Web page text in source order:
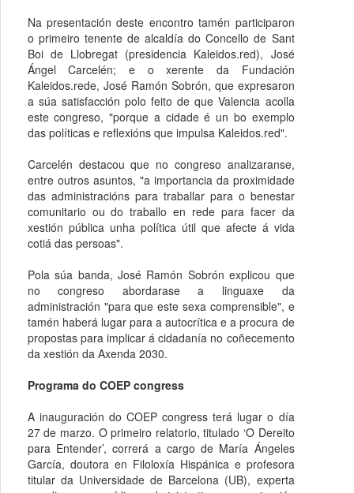
Na presentación deste encontro tamén participaron
o primeiro tenente de alcaldía do Concello de Sant
Boi de Llobregat (presidencia Kaleidos.red), José
Ángel Carcelén; e o xerente da Fundación
Kaleidos.rede, José Ramón Sobrón, que expresaron
a súa satisfacción polo feito de que Valencia acolla
este congreso, "porque a cidade é un bo exemplo
das políticas e reflexións que impulsa Kaleidos.red".
Carcelén destacou que no congreso analizaranse,
entre outros asuntos, "a importancia da proximidade
das administracións para traballar para o benestar
comunitario ou do traballo en rede para facer da
xestión pública unha política útil que afecte á vida
cotiá das persoas".
Pola súa banda, José Ramón Sobrón explicou que
no congreso abordarase a linguaxe da
administración "para que este sexa comprensible", e
tamén haberá lugar para a autocrítica e a procura de
propostas para implicar á cidadanía no coñecemento
da xestión da Axenda 2030.
Programa do COEP congress
A inauguración do COEP congress terá lugar o día
27 de marzo. O primeiro relatorio, titulado ‘O Dereito
para Entender’, correrá a cargo de María Ángeles
García, doutora en Filoloxía Hispánica e profesora
titular da Universidade de Barcelona (UB), experta